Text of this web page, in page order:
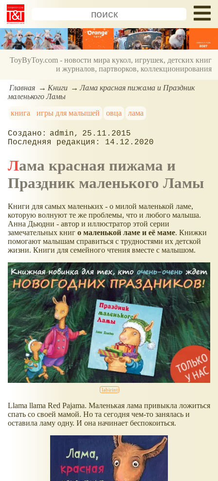
ToyByToy.com - новости мира кукол, игрушек, детских книг
и журналов, партворков, коллекционирования
Главная Книги
Лама красная пижама и Праздник
маленького Ламы
книга
игры для малышей овца лама
admin
25.11.2015
14.12.2020
Лама красная пижама и
Праздник маленького Ламы
Книги для самых маленьких - о милой маленькой ламе,
которую волнуют те же проблемы, что и любого малыша.
Анна Дьюдни - автор и иллюстратор этой серии
замечательных книг о маленькой ламе и её маме. Книжки
помогают малышам справиться с трудностями их детской
жизни. Книги для семейного чтения вместе с малышом.
Llama llama Red Pajama. Маленькая лама привыкла ложиться
спать со своей мамой. Но та сегодня чем-то занялась и
оставила ламу одну. И она начинает беспокоиться.